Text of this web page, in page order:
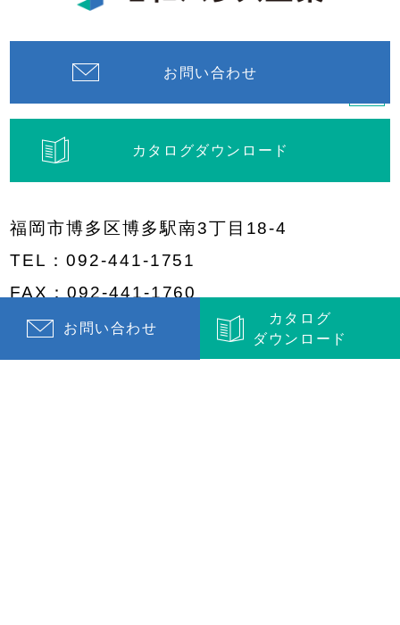
お問い合わせ
カタログ
ダウンロード
お問い合わせ
カタログダウンロード
福岡市博多区博多駅南3丁目18-4
TEL： 092-441-1751
FAX：092-441-1760
営業時間：8:00〜17:00 定休日：土・日・祝日